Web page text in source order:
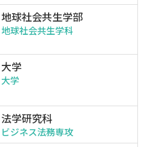
地球社会共生学部
地球社会共生学科
大学
大学
法学研究科
ビジネス法務専攻